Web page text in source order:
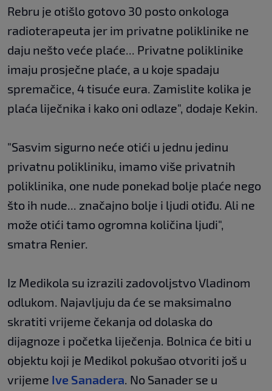
Rebru je otišlo gotovo 30 posto onkologa
radioterapeuta jer im privatne poliklinike ne
daju nešto veće plaće... Privatne poliklinike
imaju prosječne plaće, a u koje spadaju
spremačice, 4 tisuće eura. Zamislite kolika je
plaća liječnika i kako oni odlaze", dodaje Kekin.
"Sasvim sigurno neće otići u jednu jedinu
privatnu polikliniku, imamo više privatnih
poliklinika, one nude ponekad bolje plaće nego
što ih nude... značajno bolje i ljudi otiđu. Ali ne
može otići tamo ogromna količina ljudi",
smatra Renier.
Iz Medikola su izrazili zadovoljstvo Vladinom
odlukom. Najavljuju da će se maksimalno
skratiti vrijeme čekanja od dolaska do
dijagnoze i početka liječenja. Bolnica će biti u
objektu koji je Medikol pokušao otvoriti još u
vrijeme Ive Sanadera. No Sanader se u